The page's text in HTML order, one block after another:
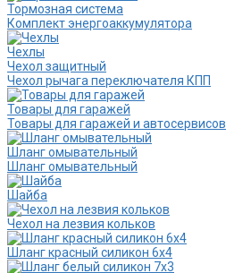
Тормозная система
Комплект энергоаккумулятора
Чехлы
Чехол защитный
Чехол рычага переключателя КПП
Товары для гаражей
Товары для гаражей и автосервисов
Шланг омывательный
Шланг омывательный
Шайба
Чехол на лезвия кольков
Шланг красный силикон 6х4